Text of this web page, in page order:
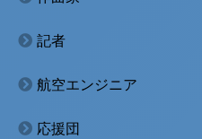
記者
航空エンジニア
応援団